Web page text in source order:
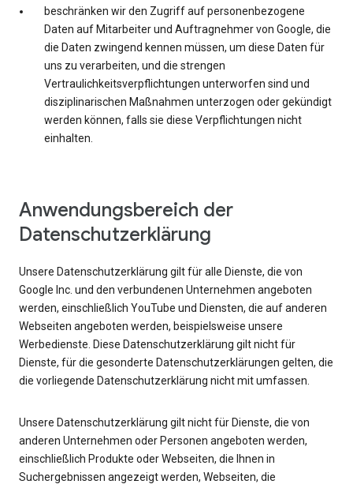
beschränken wir den Zugriff auf personenbezogene
Daten auf Mitarbeiter und Auftragnehmer von Google, die
die Daten zwingend kennen müssen, um diese Daten für
uns zu verarbeiten, und die strengen
Vertraulichkeitsverpflichtungen unterworfen sind und
disziplinarischen Maßnahmen unterzogen oder gekündigt
werden können, falls sie diese Verpflichtungen nicht
einhalten.
Anwendungsbereich der
Datenschutzerklärung
Unsere Datenschutzerklärung gilt für alle Dienste, die von
Google Inc. und den verbundenen Unternehmen angeboten
werden, einschließlich YouTube und Diensten, die auf anderen
Webseiten angeboten werden, beispielsweise unsere
Werbedienste. Diese Datenschutzerklärung gilt nicht für
Dienste, für die gesonderte Datenschutzerklärungen gelten, die
die vorliegende Datenschutzerklärung nicht mit umfassen.
Unsere Datenschutzerklärung gilt nicht für Dienste, die von
anderen Unternehmen oder Personen angeboten werden,
einschließlich Produkte oder Webseiten, die Ihnen in
Suchergebnissen angezeigt werden, Webseiten, die